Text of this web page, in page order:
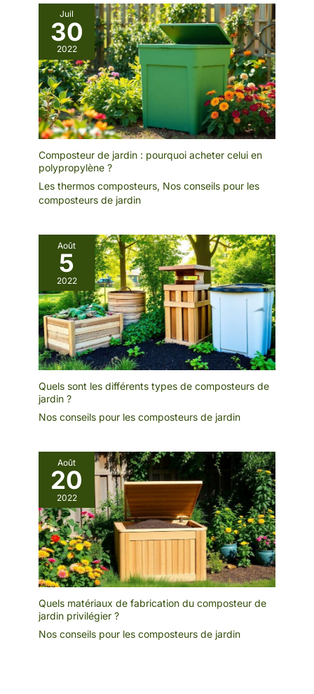
Juil
30
2022
Composteur de jardin : pourquoi acheter celui en
polypropylène ?
Les thermos composteurs, Nos conseils pour les
composteurs de jardin
Août
5
2022
Quels sont les différents types de composteurs de
jardin ?
Nos conseils pour les composteurs de jardin
Août
20
2022
Quels matériaux de fabrication du composteur de
jardin privilégier ?
Nos conseils pour les composteurs de jardin